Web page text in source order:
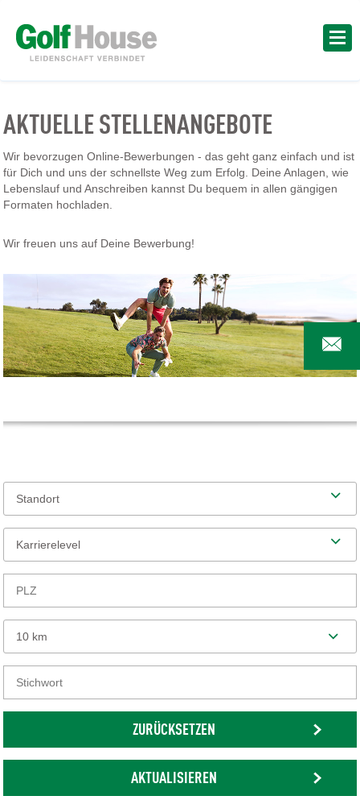
AKTUELLE STELLENANGEBOTE
Wir bevorzugen Online-Bewerbungen - das geht ganz einfach und ist
für Dich und uns der schnellste Weg zum Erfolg. Deine Anlagen, wie
Lebenslauf und Anschreiben kannst Du bequem in allen gängigen
Formaten hochladen.
Wir freuen uns auf Deine Bewerbung!
Standort
Karrierelevel
10 km
ZURÜCKSETZEN
AKTUALISIEREN